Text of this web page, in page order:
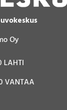
Oy
LAHTI
VANTAA